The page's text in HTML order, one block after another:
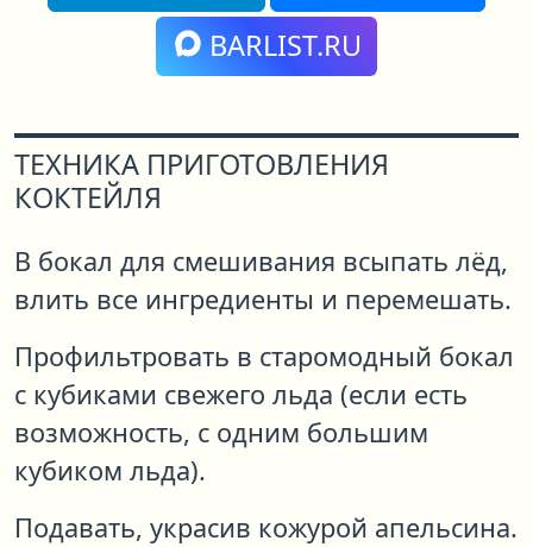
BARLIST.RU
ТЕХНИКА ПРИГОТОВЛЕНИЯ
КОКТЕЙЛЯ
В бокал для смешивания всыпать лёд,
влить все ингредиенты и перемешать.
Профильтровать в старомодный бокал
с кубиками свежего льда (если есть
возможность, с одним большим
кубиком льда).
Подавать, украсив кожурой апельсина.